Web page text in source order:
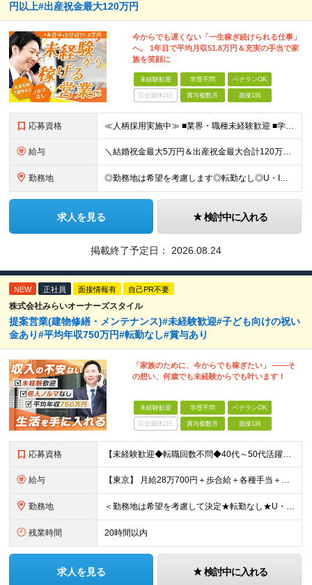
円以上#出産祝金最大120万円
今からでも遅くない「一生稼ぎ続けられる仕事」
へ。 1年目で平均月収51.8万円＆充実の手当で家
族を笑顔に
未経験歓迎 学歴不問 ベテランOK
完全週休2日 賞与複数月 面接1回
応募資格 ≪人柄採用実施中≫ ■業界・職種未経験歓迎 ■学歴不問 ■職歴や転職回数は一切不問 ■ブランクある方も相談可 ★育成前提の募集！ 今回の募集は事業拡大に伴う増員採用！ 欠員補充ではないため、 将来の
給与 ＼結婚祝金最大5万円＆出産祝金最大合計120万円！独自の手当をご用意／ 【東京】 月給28万700円～80万円＋歩合＋各種手当＋賞与年2回 【大阪】 月給26万8200円～80万円＋歩合＋各種手当＋
勤務地 ◎勤務地は希望を考慮します◎転勤なし◎U・Iターン歓迎 【本社】 大阪府大阪市西区京町堀１丁目１８−１５ 藤原ビル 2F ■以下、全国の各支店 ◎東北・関東エリア：仙台・千葉・東京第一（上野）・東
求人を見る 検討中に入れる
掲載終了予定日： 2026.08.24
NEW 正社員 面接情報有 自己PR不要
株式会社みらいオーナーズスタイル
提案営業(建物修繕・メンテナンス)#未経験歓迎#子ども向けの祝い
金あり#平均年収750万円#転勤なし#賞与あり
「家族のために、今からでも稼ぎたい」 ――そ
の想い、何歳でも未経験からでも叶います！
未経験歓迎 学歴不問 ベテランOK
完全週休2日 賞与複数月 面接1回
応募資格 【未経験歓迎◆転職回数不問◆40代～50代活躍】 ＜＜志望動機は『稼ぎたい』だけでもOKです＞＞ 今回の募集は、今後の事業拡大に向けた 土台を築いていくための"増員"募集です。 ★未経験歓迎！業
給与 【東京】 月給28万700円＋歩合給＋各種手当＋賞与年2回 ※固定残業代57,900円（36時間分）を含む 【大阪】 月給26万8200円＋歩合給＋各種手当＋賞与年2回 ※固定残業代55,400円（
勤務地 ＜勤務地は希望を考慮して決定★転勤なし★U・Iターン歓迎＞ ※希望を考慮し、全国各エリアのいずれかの支店へ配属 【関東】 宇都宮支店／大宮支店／千葉支店 新宿支店／横浜支店／大和支店 【東海】 名
残業時間 20時間以内
求人を見る 検討中に入れる